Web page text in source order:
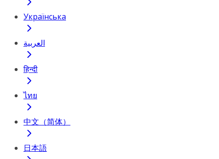
Українська
العربية
हिन्दी
ไทย
中文（简体）
日本語